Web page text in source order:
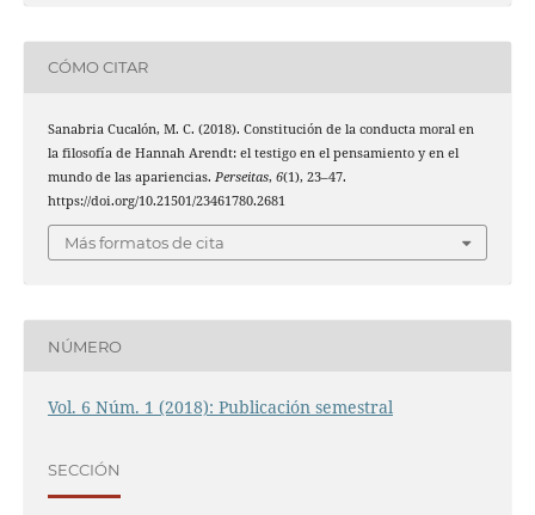
CÓMO CITAR
Sanabria Cucalón, M. C. (2018). Constitución de la conducta moral en
la filosofía de Hannah Arendt: el testigo en el pensamiento y en el
mundo de las apariencias. Perseitas, 6(1), 23–47.
https://doi.org/10.21501/23461780.2681
Más formatos de cita
NÚMERO
Vol. 6 Núm. 1 (2018): Publicación semestral
SECCIÓN